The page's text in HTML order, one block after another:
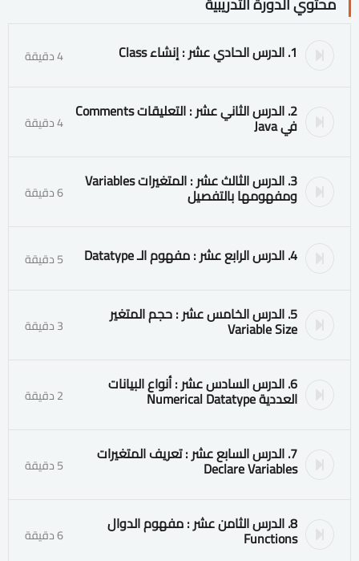
1. الدرس الحادي عشر : إنشاء Class 4 دقيقة
2. الدرس الثاني عشر : التعليقات Comments
في Java 4 دقيقة
3. الدرس الثالث عشر : المتغيرات Variables
ومفهومها بالتفصيل 6 دقيقة
4. الدرس الرابع عشر : مفهوم الـ Datatype 5 دقيقة
5. الدرس الخامس عشر : حجم المتغير
Variable Size 3 دقيقة
6. الدرس السادس عشر : أنواع البيانات
العددية Numerical Datatype 2 دقيقة
7. الدرس السابع عشر : تعريف المتغيرات
Declare Variables 5 دقيقة
8. الدرس الثامن عشر : مفهوم الدوال
Functions 6 دقيقة